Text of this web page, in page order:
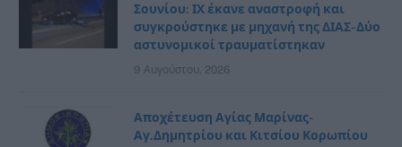
Σουνίου: ΙΧ έκανε αναστροφή και
συγκρούστηκε με μηχανή της ΔΙΑΣ- Δύο
αστυνομικοί τραυματίστηκαν
9 Αυγούστου, 2026
Αποχέτευση Αγίας Μαρίνας-
Αγ.Δημητρίου και Κιτσίου Κορωπίου